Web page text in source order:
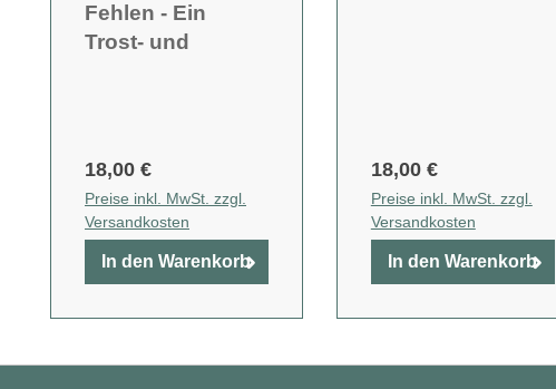
Fehlen - Ein
Trost- und
18,00 €
Preise inkl. MwSt. zzgl.
Versandkosten
In den Warenkorb
18,00 €
Preise inkl. MwSt. zzgl.
Versandkosten
In den Warenkorb